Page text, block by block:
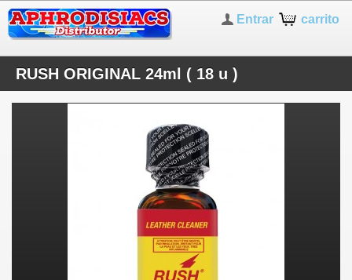
carrito
Entrar
RUSH ORIGINAL 24ml ( 18 u )